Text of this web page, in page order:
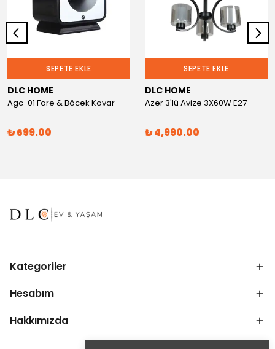
SEPETE EKLE
DLC HOME
Agc-01 Fare & Böcek Kovar
₺ 699.00
SEPETE EKLE
DLC HOME
Azer 3'lü Avize 3X60W E27
₺ 4,990.00
Kategoriler
Hesabım
Hakkımızda